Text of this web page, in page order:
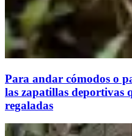
Para andar cómodos o
las zapatillas deportivas
regaladas